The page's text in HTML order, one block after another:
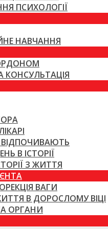
ПСИХОЛОГІЇ
НАВЧАННЯ
ВІДПОЧИВАЮТЬ
В ІСТОРІЇ
З ЖИТТЯ
ВАГИ
В ДОРОСЛОМУ ВІЦІ
ОРГАНИ